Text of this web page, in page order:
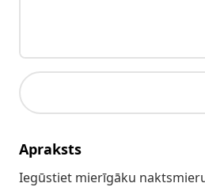
Apraksts
Iegūstiet mierīgāku